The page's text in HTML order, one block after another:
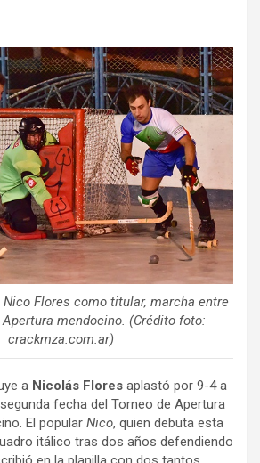
m
p
ar
tir
Nico Flores como titular, marcha entre
mendocino. (Crédito foto:
crackmza.com.ar)
a Nicolás Flores aplastó por 9-4 a
fecha del Torneo de Apertura
El popular Nico, quien debuta esta
itálico tras dos años defendiendo